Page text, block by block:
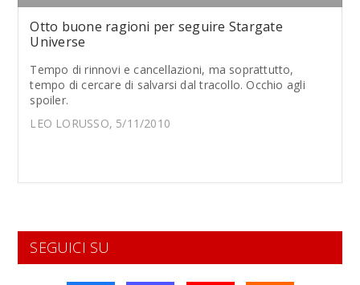
Otto buone ragioni per seguire Stargate
Universe
Tempo di rinnovi e cancellazioni, ma soprattutto,
tempo di cercare di salvarsi dal tracollo. Occhio agli
spoiler.
LEO LORUSSO, 5/11/2010
SEGUICI SU